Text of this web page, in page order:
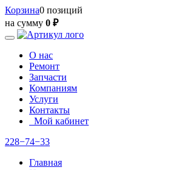
Корзина0 позиций
на сумму 0 ₽
О нас
Ремонт
Запчасти
Компаниям
Услуги
Контакты
Мой кабинет
228−74−33
Главная